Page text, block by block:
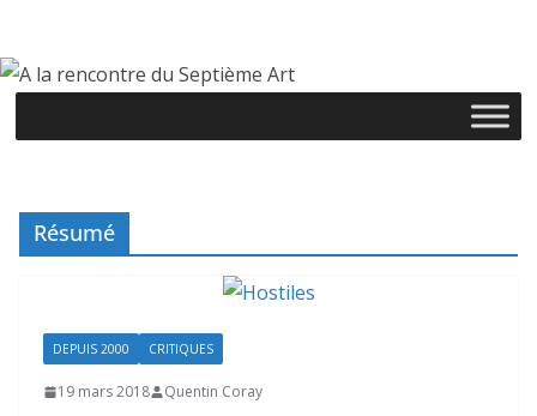
contenu
Résumé
DEPUIS 2000 CRITIQUES
19 mars 2018 Quentin Coray